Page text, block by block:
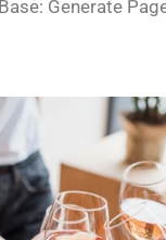
Generate